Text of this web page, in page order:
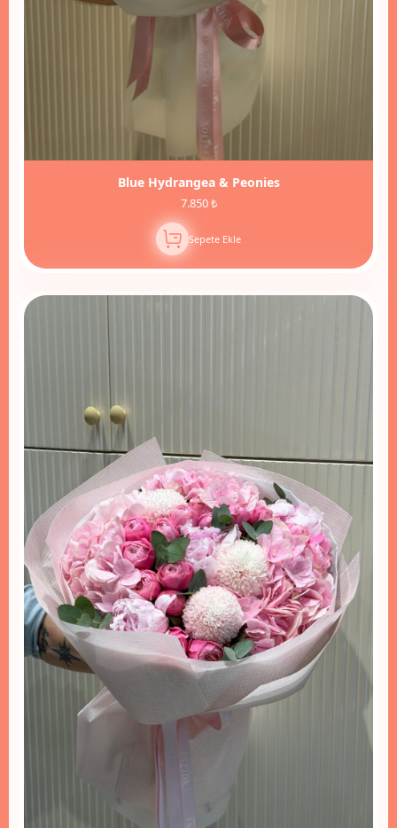
Blue Hydrangea & Peonies
7.850 ₺
Sepete Ekle